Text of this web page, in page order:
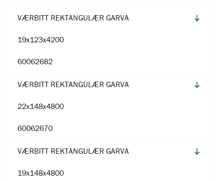
VÆRBITT REKTANGULÆR GARVA
19x123x4200
60062682
VÆRBITT REKTANGULÆR GARVA
22x148x4800
60062670
VÆRBITT REKTANGULÆR GARVA
19x148x4800